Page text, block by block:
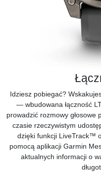
Idziesz pobiegać?
— wbudowana łączność
prowadzić rozmowy
czasie rzeczywistym
dzięki funkcji LiveTrack™
pomocą aplikacji Garmin
aktualnych informacji o